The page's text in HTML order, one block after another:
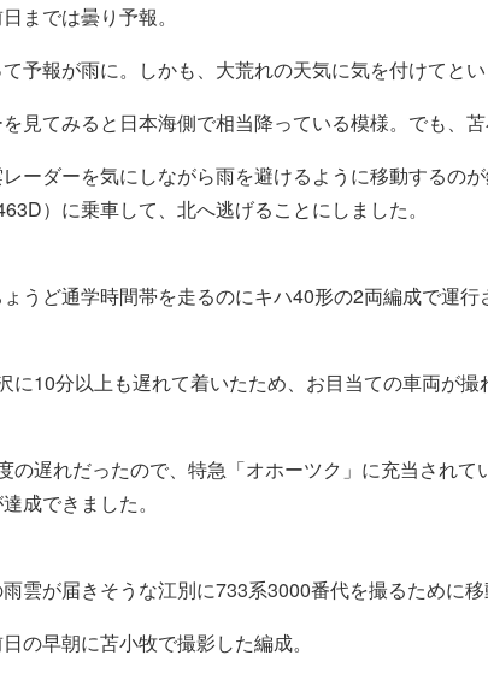
までは曇り予報。
予報が雨に。しかも、大荒れの天気に気を付けてとい
見てみると日本海側で相当降っている模様。でも、苫
ーダーを気にしながら雨を避けるように移動するの
）に乗車して、北へ逃げることにしました。
うど通学時間帯を走るのにキハ40形の2両編成で運
に10分以上も遅れて着いたため、お目当ての車両が撮
の遅れだったので、特急「オホーツク」に充当され
成できました。
雲が届きそうな江別に733系3000番代を撮るために移
の早朝に苫小牧で撮影した編成。